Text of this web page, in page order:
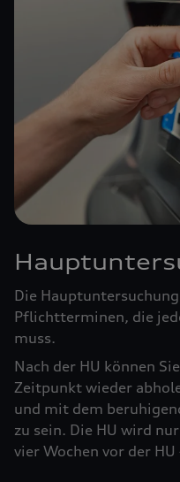
Die
Pflichtterminen, die
muss.
Nach der HU können
Zeitpunkt wieder
und mit dem
zu sein. Die HU wird
vier ­Woch­en vor der